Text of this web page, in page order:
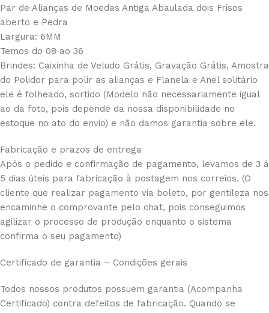
Par de Alianças de Moedas Antiga Abaulada dois Frisos
aberto e Pedra
Largura: 6MM
Temos do 08 ao 36
Brindes: Caixinha de Veludo Grátis, Gravação Grátis, Amostra
do Polidor para polir as alianças e Flanela e Anel solitário
ele é folheado, sortido (Modelo não necessariamente igual
ao da foto, pois depende da nossa disponibilidade no
estoque no ato do envio) e não damos garantia sobre ele.
Fabricação e prazos de entrega
Após o pedido e confirmação de pagamento, levamos de 3 á
5 dias úteis para fabricação à postagem nos correios. (O
cliente que realizar pagamento via boleto, por gentileza nos
encaminhe o comprovante pelo chat, pois conseguimos
agilizar o processo de produção enquanto o sistema
confirma o seu pagamento)
Certificado de garantia – Condições gerais
Todos nossos produtos possuem garantia (Acompanha
Certificado) contra defeitos de fabricação. Quando se